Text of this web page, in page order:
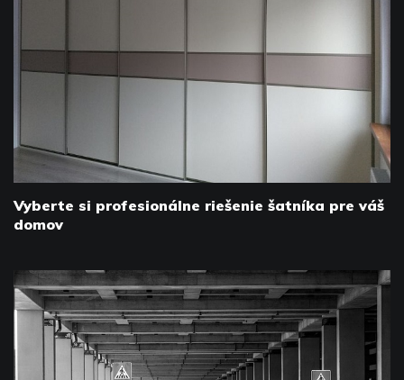
Vyberte si profesionálne riešenie šatníka pre váš
domov